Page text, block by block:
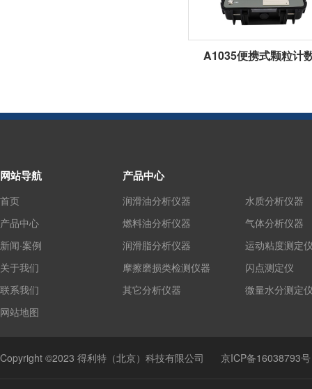
A1035便携式颗粒计
网站导航
首页
产品中心
新闻·案例
关于我们
联系我们
网站地图
产品中心
润滑油分析仪器
燃料油分析仪器
润滑脂分析仪器
摩擦磨损类检测仪器
其它分析仪器
水质分析仪器
气体分析仪器
运动粘度测定
闪点测定仪
微量水分测定
Copyright ©2023 得利特（北京）科技有限公司 京ICP备16038793号